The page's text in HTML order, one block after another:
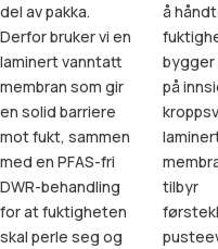
del av pakka.
Derfor bruker vi en
laminert vanntatt
membran som gir
en solid barriere
mot fukt, sammen
med en PFAS-fri
DWR-behandling
for at fuktigheten
skal perle seg og
å
bygger
på
tilbyr